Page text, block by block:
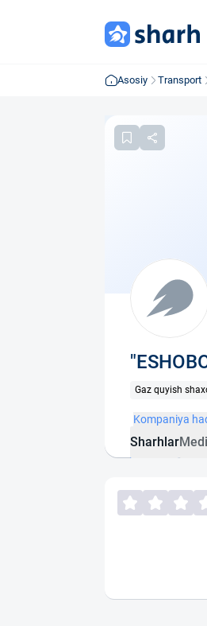
Asosiy Transport
Gaz quyish
Kompaniya
Sharhlar